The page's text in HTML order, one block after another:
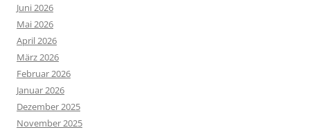
Juni 2026
Mai 2026
April 2026
März 2026
Februar 2026
Januar 2026
Dezember 2025
November 2025